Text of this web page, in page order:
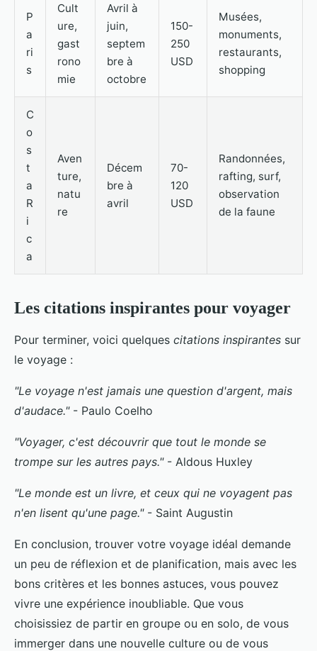
P
a
ri
s
Cult
ure,
gast
rono
mie
Avril à
juin,
septem
bre à
octobre
150-
250
USD
Musées,
monuments,
restaurants,
shopping
C
o
s
t
a
R
i
c
a
Aven
ture,
natu
re
Décem
bre à
avril
70-
120
USD
Randonnées,
rafting, surf,
observation
de la faune
Les citations inspirantes pour voyager
Pour terminer, voici quelques citations inspirantes sur
le voyage :
"Le voyage n'est jamais une question d'argent, mais
d'audace."- Paulo Coelho
"Voyager, c'est découvrir que tout le monde se
trompe sur les autres pays."- Aldous Huxley
"Le monde est un livre, et ceux qui ne voyagent pas
n'en lisent qu'une page."- Saint Augustin
En conclusion, trouver votre voyage idéal demande
un peu de réflexion et de planification, mais avec les
bons critères et les bonnes astuces, vous pouvez
vivre une expérience inoubliable. Que vous
choisissiez de partir en groupe ou en solo, de vous
immerger dans une nouvelle culture ou de vous